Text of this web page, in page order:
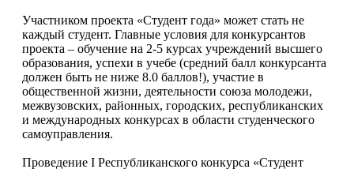
Участником проекта «Студент года» может стать не
каждый студент. Главные условия для конкурсантов
проекта – обучение на 2-5 курсах учреждений высшего
образования, успехи в учебе (средний балл конкурсанта
должен быть не ниже 8.0 баллов!), участие в
общественной жизни, деятельности союза молодежи,
межвузовских, районных, городских, республиканских
и международных конкурсах в области студенческого
самоуправления.
Проведение I Республиканского конкурса «Студент